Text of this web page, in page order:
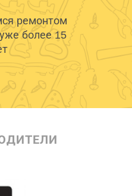
ремонтом
более 15